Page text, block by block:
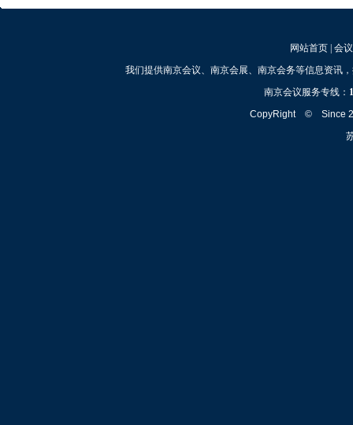
网站首页| 会
我们提供南京会议、南京会展、南京会务等信息资讯
南京会议服务专线：
CopyRight © Since